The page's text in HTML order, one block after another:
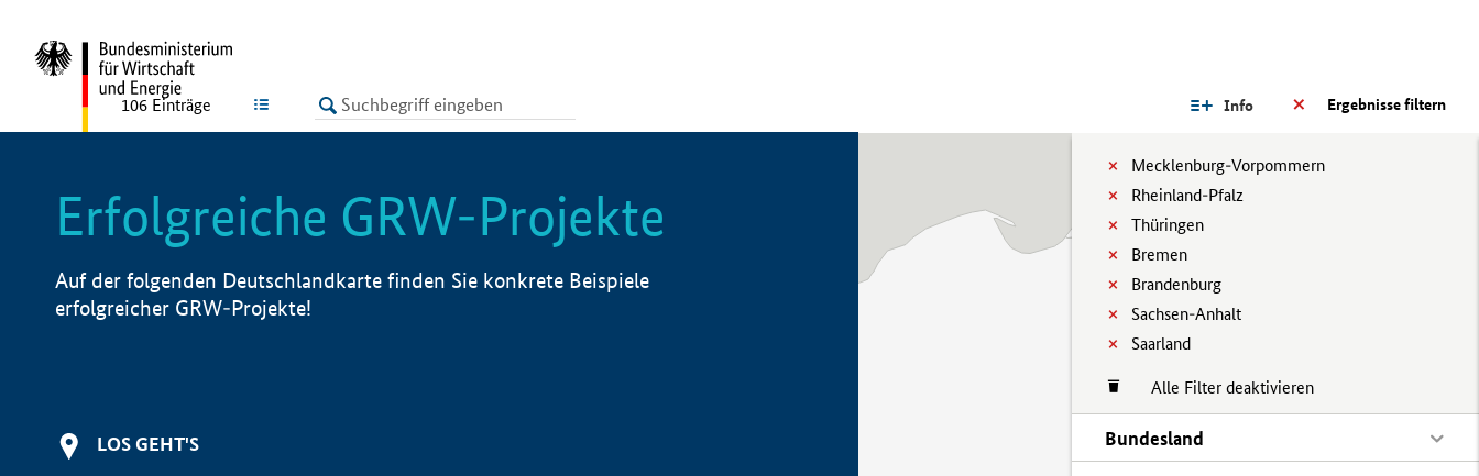
LISTE Ergebnisse filtern
Info
Mecklenburg-Vorpommern
Rheinland-Pfalz
Thüringen
Bremen
Brandenburg
Sachsen-Anhalt
Saarland
Alle Filter deaktivieren
Bundesland
106 Einträge
Erfolgreiche GRW-Projekte
Auf der folgenden Deutschlandkarte finden Sie konkrete Beispiele
erfolgreicher GRW-Projekte!
LOS GEHT'S